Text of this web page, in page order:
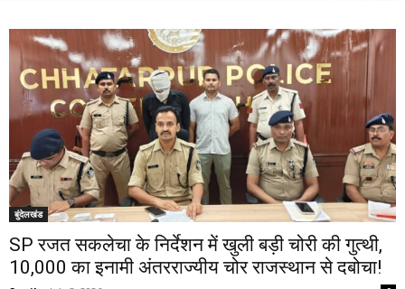
बुंदेलखंड
SP रजत सकलेचा के निर्देशन में खुली बड़ी चोरी की गुत्थी,
₹10,000 का इनामी अंतरराज्यीय चोर राजस्थान से दबोचा!